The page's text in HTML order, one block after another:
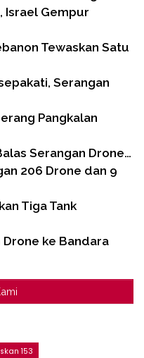
Israel Gempur
Tewaskan Satu
Serangan
Pangkalan
Serangan Drone…
206 Drone dan 9
Tiga Tank
ke Bandara
153